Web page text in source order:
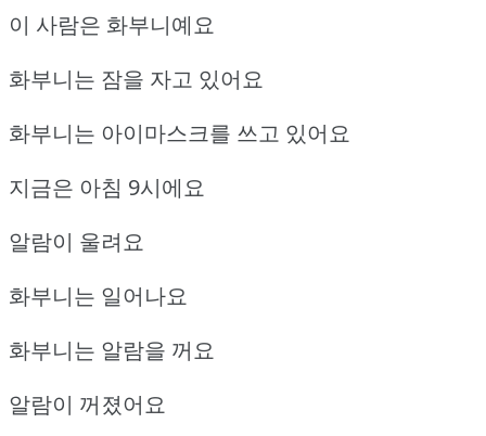
이 사람은 화부니예요
화부니는 잠을 자고 있어요
화부니는 아이마스크를 쓰고 있어요
지금은 아침 9시에요
알람이 울려요
화부니는 일어나요
화부니는 알람을 꺼요
알람이 꺼졌어요